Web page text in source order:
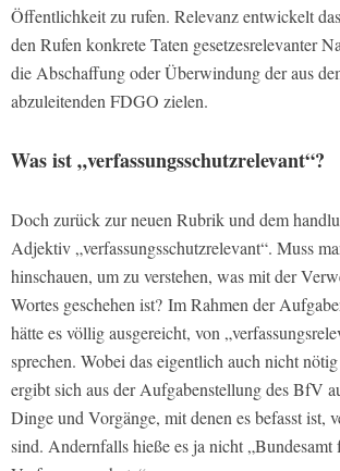
Öffentlichkeit zu rufen. Relevanz entwickelt
den Rufen konkrete Taten gesetzesrelevanter
die Abschaffung oder Überwindung der aus
abzuleitenden FDGO zielen.
Was ist „verfassungsschutzrelevant“?
Doch zurück zur neuen Rubrik und dem
Adjektiv „verfassungsschutzrelevant“. Muss
hinschauen, um zu verstehen, was mit der
Wortes geschehen ist? Im Rahmen der
hätte es völlig ausgereicht, von
sprechen. Wobei das eigentlich auch nicht
ergibt sich aus der Aufgabenstellung des BfV
Dinge und Vorgänge, mit denen es befasst ist,
sind. Andernfalls hieße es ja nicht „Bundesamt